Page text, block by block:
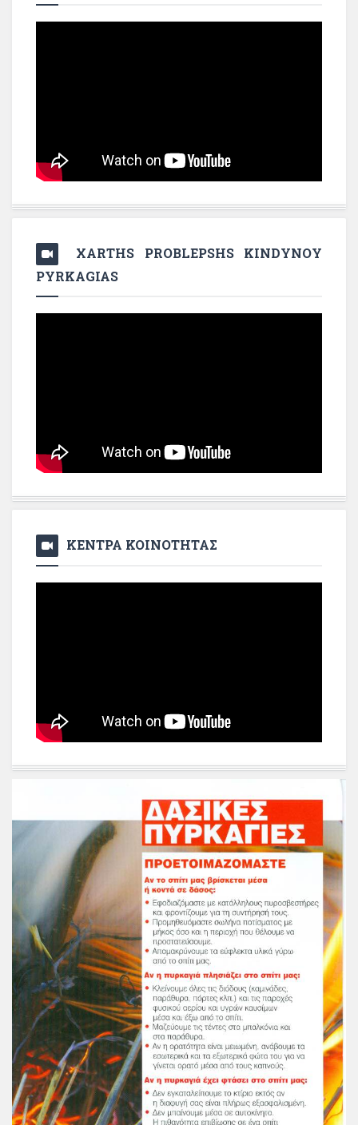
XARTHS PROBLEPSHS KINDYNOY
PYRKAGIAS
ΚΕΝΤΡΑ ΚΟΙΝΟΤΗΤΑΣ